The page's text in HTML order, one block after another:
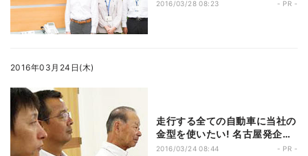
2016/03/28 08:23 - PR -
2016年03月24日(木)
走行する全ての自動車に当社の
金型を使いたい! 名古屋発企業
の目標と、それを支える業務シ
2016/03/24 08:44 - PR -